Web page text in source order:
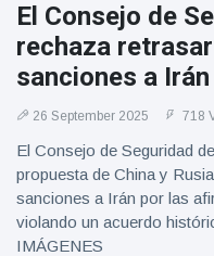
El Consejo de
rechaza
sanciones a Irán
26 September 2025 718
El Consejo de Seguridad
propuesta de China y
sanciones a Irán por las
violando un acuerdo
IMÁGENES